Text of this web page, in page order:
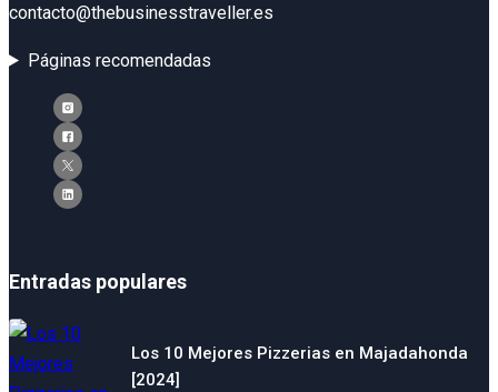
contacto@thebusinesstraveller.es
Páginas recomendadas
Entradas populares
Los 10 Mejores Pizzerias en Majadahonda
[2024]